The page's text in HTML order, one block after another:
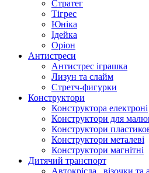
Стратег
Тігрес
Юніка
Ідейка
Оріон
Антистреси
Антистрес іграшка
Лизун та слайм
Стретч-фигурки
Конструктори
Конструктора електроні
Конструктори для
Конструктори
Конструктори металеві
Конструктори магнітні
Дитячий транспорт
Автокрісла , візочки та